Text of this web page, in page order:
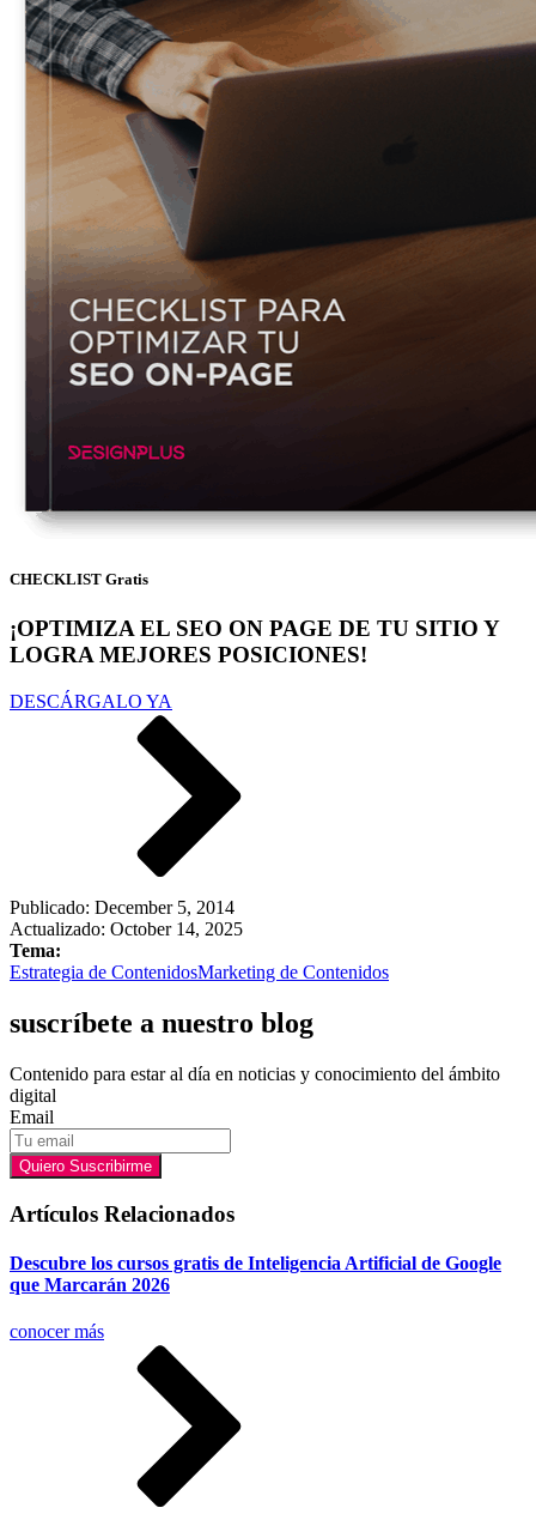
CHECKLIST Gratis
¡OPTIMIZA EL SEO ON PAGE DE TU SITIO Y
LOGRA MEJORES POSICIONES!
DESCÁRGALO YA
Publicado: December 5, 2014
Actualizado: October 14, 2025
Tema:
Estrategia de ContenidosMarketing de Contenidos
suscríbete a nuestro blog
Contenido para estar al día en noticias y conocimiento del ámbito
digital
Email
Quiero Suscribirme
Artículos Relacionados
Descubre los cursos gratis de Inteligencia Artificial de Google
que Marcarán 2026
conocer más